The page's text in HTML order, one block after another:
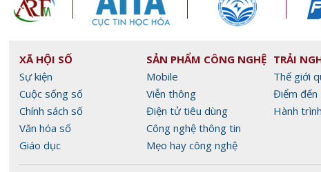
XÃ HỘI SỐ
Sự kiện
Cuộc sống số
Chính sách số
Văn hóa số
Giáo dục
SẢN PHẨM CÔNG NGHỆ
Mobile
Viễn thông
Điện tử tiêu dùng
Công nghệ thông tin
Mẹo hay công nghệ
TRẢI
Thế giới
Điểm đến
Hành trình